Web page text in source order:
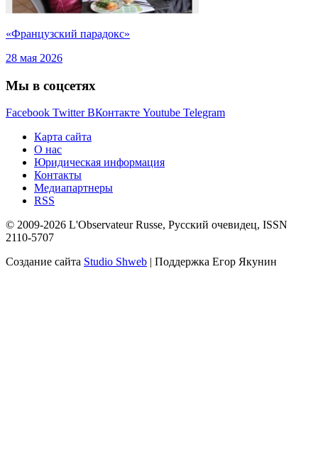
«Французский парадокс»
28 мая 2026
Мы в соцсетях
Facebook Twitter ВКонтакте Youtube Telegram
Карта сайта
О нас
Юридическая информация
Контакты
Медиапартнеры
RSS
© 2009-2026 L'Observateur Russe, Русский очевидец, ISSN
2110-5707
Создание сайта Studio Shweb | Поддержка Егор Якунин